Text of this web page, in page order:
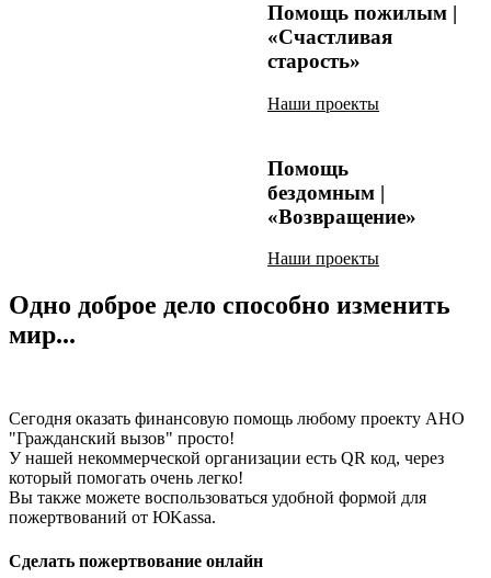
Помощь пожилым |
«Счастливая
старость»
Наши проекты
Помощь
бездомным |
«Возвращение»
Наши проекты
Одно доброе дело способно изменить
мир...
Сегодня оказать финансовую помощь любому проекту АНО
"Гражданский вызов" просто!
У нашей некоммерческой организации есть QR код, через
который помогать очень легко!
Вы также можете воспользоваться удобной формой для
пожертвований от ЮKassа.
Сделать пожертвование онлайн